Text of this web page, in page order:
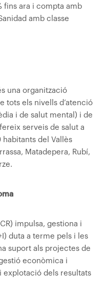
fins ara i compta amb
amb classe
una organització
tots els nivells d’atenció
i de salut mental) i de
serveis de salut a
del Vallès
Matadepera, Rubí,
impulsa, gestiona i
duta a terme pels i les
suport als projectes de
econòmica i
explotació dels resultats